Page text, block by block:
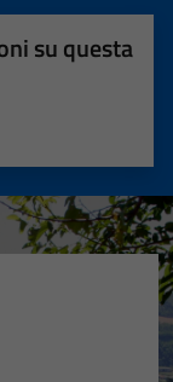
su questa